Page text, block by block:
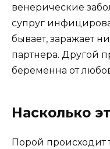
венерические
супруг
бывает, заражает
партнера. Другой
беременна от
Насколько
Порой происходит